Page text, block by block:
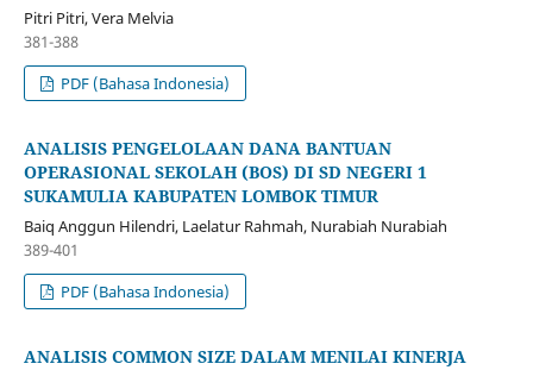
Pitri Pitri, Vera Melvia
381-388
PDF (Bahasa Indonesia)
ANALISIS PENGELOLAAN DANA BANTUAN
OPERASIONAL SEKOLAH (BOS) DI SD NEGERI 1
SUKAMULIA KABUPATEN LOMBOK TIMUR
Baiq Anggun Hilendri, Laelatur Rahmah, Nurabiah Nurabiah
389-401
PDF (Bahasa Indonesia)
ANALISIS COMMON SIZE DALAM MENILAI KINERJA